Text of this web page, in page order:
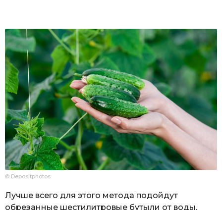
© Depositphotos
Лучше всего для этого метода подойдут
обрезанные шестилитровые бутыли от воды.